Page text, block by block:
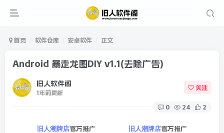
首页 软件仓库 安卓软件 正文
Android 暴走龙图DIY v1.1(去除广告)
旧人软件阁
1年前更新
关注
0 24 2
旧人潮牌店官方推广 旧人潮牌店官方推广